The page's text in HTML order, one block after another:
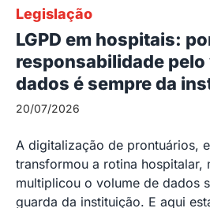
Legislação
LGPD em hospitais:
responsabilidade
dados é sempre da
20/07/2026
A digitalização de prontuários,
transformou a rotina hospitalar,
multiplicou o volume de dados
guarda da instituição. E aqui